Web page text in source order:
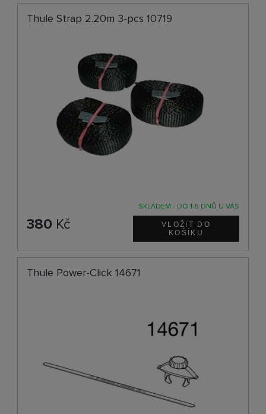
Thule Strap 2.20m 3-pcs 10719
SKLADEM - DO 1-5 DNŮ U VÁS
380 Kč
Thule Power-Click 14671